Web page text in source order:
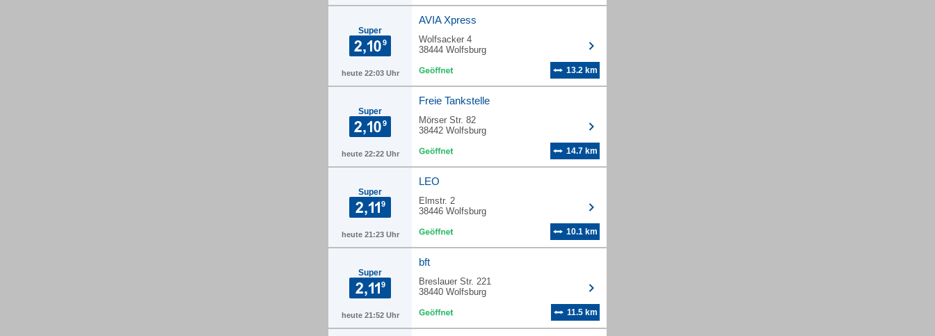
Super
heute 22:03 Uhr
AVIA Xpress
Wolfsacker 4
38444 Wolfsburg
13.2 km
Super
heute 22:22 Uhr
Freie Tankstelle
Mörser Str. 82
38442 Wolfsburg
14.7 km
Super
heute 21:23 Uhr
LEO
Elmstr. 2
38446 Wolfsburg
10.1 km
Super
heute 21:52 Uhr
bft
Breslauer Str. 221
38440 Wolfsburg
11.5 km